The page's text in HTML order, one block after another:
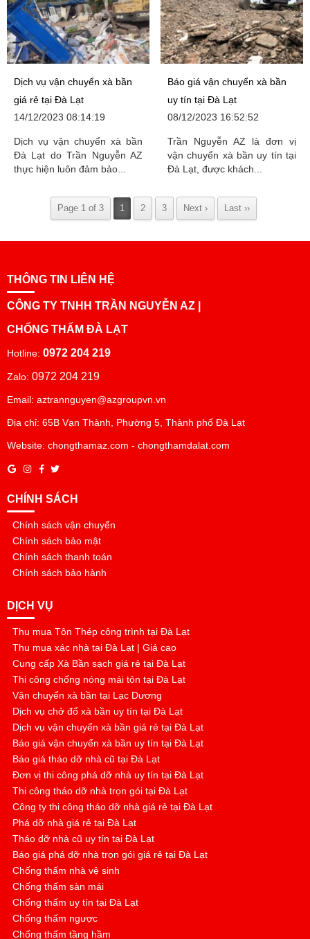
Dịch vụ vận chuyển xà bần
giá rẻ tại Đà Lạt
14/12/2023 08:14:19
Dịch vụ vận chuyển xà bần
Đà Lạt do Trần Nguyễn AZ
thực hiện luôn đảm bảo...
Báo giá vận chuyển xà bần
uy tín tại Đà Lạt
08/12/2023 16:52:52
Trần Nguyễn AZ là đơn vị
vận chuyển xà bần uy tín tại
Đà Lạt, được khách...
Page 1 of 3 1 2 3 Next › Last ››
THÔNG TIN LIÊN HỆ
CÔNG TY TNHH TRẦN NGUYỄN AZ |
CHỐNG THẤM ĐÀ LẠT
Hotline: 0972 204 219
Zalo: 0972 204 219
Email: aztrannguyen@azgroupvn.vn
Địa chỉ: 65B Vạn Thành, Phường 5, Thành phố Đà Lạt
Website: chongthamaz.com - chongthamdalat.com
CHÍNH SÁCH
Chính sách vận chuyển
Chính sách bảo mật
Chính sách thanh toán
Chính sách bảo hành
DỊCH VỤ
Thu mua Tôn Thép công trình tại Đà Lạt
Thu mua xác nhà tại Đà Lạt | Giá cao
Cung cấp Xà Bần sạch giá rẻ tại Đà Lạt
Thi công chống nóng mái tôn tại Đà Lạt
Vận chuyển xà bần tại Lạc Dương
Dịch vụ chở đổ xà bần uy tín tại Đà Lạt
Dịch vụ vận chuyển xà bần giá rẻ tại Đà Lạt
Báo giá vận chuyển xà bần uy tín tại Đà Lạt
Báo giá tháo dỡ nhà cũ tại Đà Lạt
Đơn vị thi công phá dỡ nhà uy tín tại Đà Lạt
Thi công tháo dỡ nhà trọn gói tại Đà Lạt
Công ty thi công tháo dỡ nhà giá rẻ tại Đà Lạt
Phá dỡ nhà giá rẻ tại Đà Lạt
Tháo dỡ nhà cũ uy tín tại Đà Lạt
Báo giá phá dỡ nhà trọn gói giá rẻ tại Đà Lạt
Chống thấm nhà vệ sinh
Chống thấm sàn mái
Chống thấm uy tín tại Đà Lạt
Chống thấm ngược
Chống thấm tầng hầm